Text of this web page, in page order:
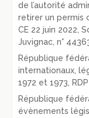
de l’autorité
retirer un permis
CE 22 juin 2022,
Juvignac, n°
République
internationaux,
1972 et 1973,
République
évènements